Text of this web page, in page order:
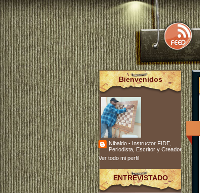
Bienvenidos
Nibaldo - Instructor FIDE,
Periodista, Escritor y Creador
Ver todo mi perfil
ENTREVISTADO